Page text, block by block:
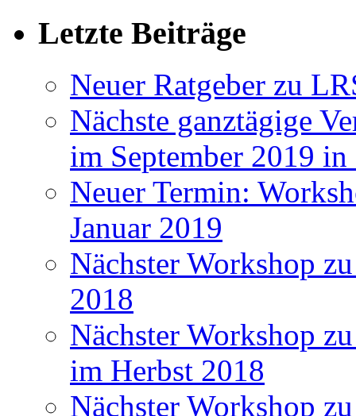
Letzte Beiträge
Neuer Ratgeber zu
Nächste ganztägige
im September 2019
Neuer Termin:
Januar 2019
Nächster Workshop
2018
Nächster Workshop
im Herbst 2018
Nächster Workshop